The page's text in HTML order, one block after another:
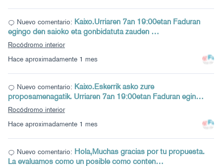
Hace aproximadamente 1 mes
Nuevo comentario: Kaixo.Urriaren 7an 19:00etan Faduran
egingo den saioko eta gonbidatuta zauden …
Rocódromo interior
Hace aproximadamente 1 mes
Nuevo comentario: Kaixo.Eskerrik asko zure
proposamenagatik. Urriaren 7an 19:00etan Faduran egin…
Rocódromo interior
Nuevo comentario: Hola,Muchas gracias por tu propuesta.
La evaluamos como un posible como conten…